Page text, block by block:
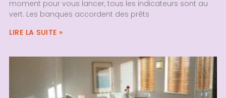
moment pour vous lancer, tous les indicateurs sont au
vert. Les banques accordent des prêts
LIRE LA SUITE »